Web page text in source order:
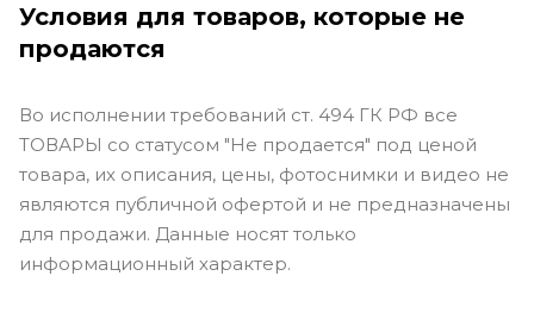
Условия для товаров, которые не
продаются
Во исполнении требований ст. 494 ГК РФ все
ТОВАРЫ со статусом "Не продается" под ценой
товара, их описания, цены, фотоснимки и видео не
являются публичной офертой и не предназначены
для продажи. Данные носят только
информационный характер.